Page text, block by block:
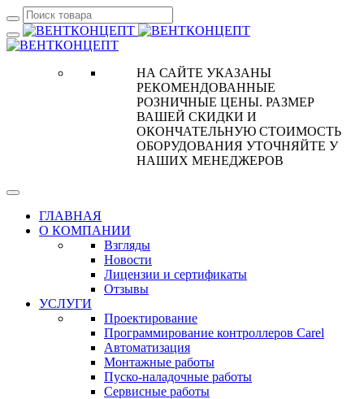
НА САЙТЕ УКАЗАНЫ
РЕКОМЕНДОВАННЫЕ
РОЗНИЧНЫЕ ЦЕНЫ. РАЗМЕР
ВАШЕЙ СКИДКИ И
ОКОНЧАТЕЛЬНУЮ СТОИМОСТЬ
ОБОРУДОВАНИЯ УТОЧНЯЙТЕ У
НАШИХ МЕНЕДЖЕРОВ
ГЛАВНАЯ
О КОМПАНИИ
Взгляды
Новости
Лицензии и сертификаты
Отзывы
УСЛУГИ
Проектирование
Программирование контроллеров Carel
Автоматизация
Монтажные работы
Пуско-наладочные работы
Сервисные работы